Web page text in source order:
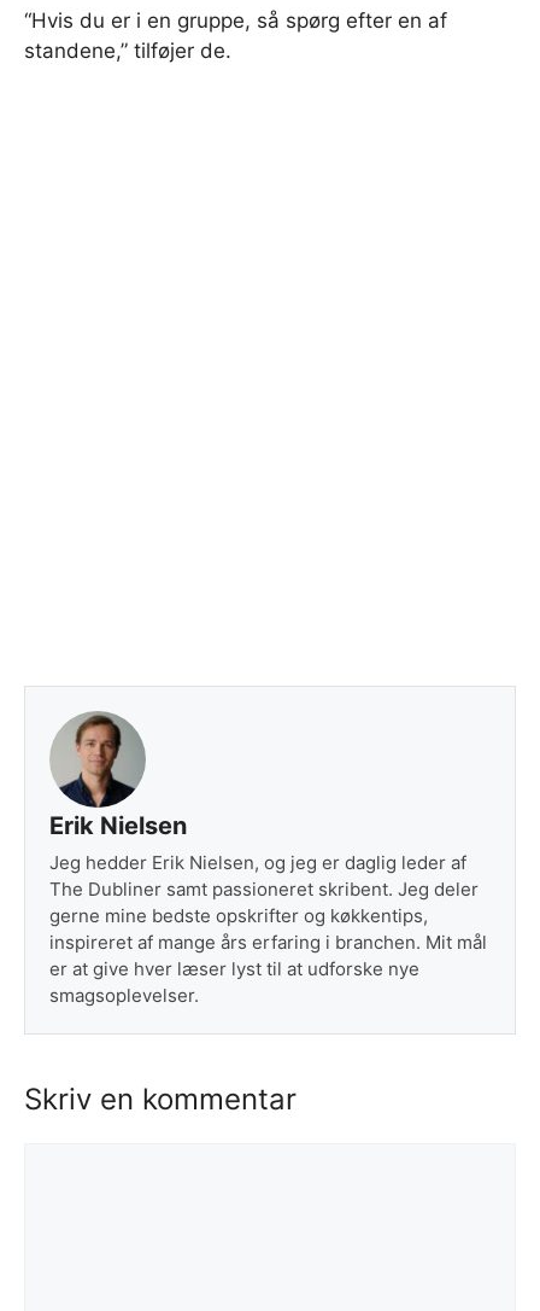
“Hvis du er i en gruppe, så spørg efter en af ​​
standene,” tilføjer de.
Erik Nielsen
Jeg hedder Erik Nielsen, og jeg er daglig leder af
The Dubliner samt passioneret skribent. Jeg deler
gerne mine bedste opskrifter og køkkentips,
inspireret af mange års erfaring i branchen. Mit mål
er at give hver læser lyst til at udforske nye
smagsoplevelser.
Skriv en kommentar